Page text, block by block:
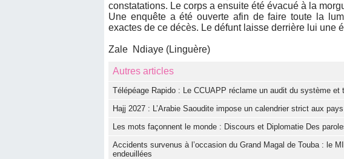
constatations. Le corps a ensuite été évacué à la
Une enquête a été ouverte afin de faire toute la
exactes de ce décès. Le défunt laisse derrière lui une
Zale Ndiaye (Linguère)
Autres articles
Télépéage Rapido : Le CCUAPP réclame un audit du système et
Hajj 2027 : L’Arabie Saoudite impose un calendrier strict aux
Les mots façonnent le monde : Discours et Diplomatie Des
Accidents survenus à l’occasion du Grand Magal de Touba : le
endeuillées